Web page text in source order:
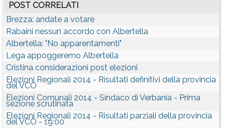
POST CORRELATI
Brezza: andate a votare
Rabaini nessun accordo con Albertella
Albertella: "No apparentamenti"
Lega appoggeremo Albertella
Cristina considerazioni post elezioni
Elezioni Regionali 2014 - Risultati definitivi della provincia
del VCO
Elezioni Comunali 2014 - Sindaco di Verbania - Prima
sezione scrutinata
Elezioni Regionali 2014 - Risultati parziali della provincia
del VCO - 19:00